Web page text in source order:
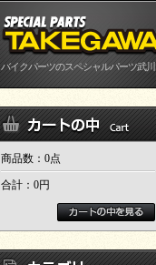
バイクパーツのスペシャルパーツ武
商品数：0点
合計： 0円